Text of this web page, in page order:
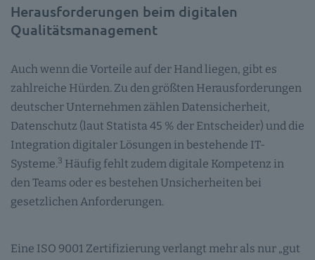
Herausforderungen beim digitalen
Qualitätsmanagement
Auch wenn die Vorteile auf der Hand liegen, gibt es
zahlreiche Hürden. Zu den größten Herausforderungen
deutscher Unternehmen zählen Datensicherheit,
Datenschutz (laut Statista 45 % der Entscheider) und die
Integration digitaler Lösungen in bestehende IT-
Systeme.3 Häufig fehlt zudem digitale Kompetenz in
den Teams oder es bestehen Unsicherheiten bei
gesetzlichen Anforderungen.
Eine ISO 9001 Zertifizierung verlangt mehr als nur „gut